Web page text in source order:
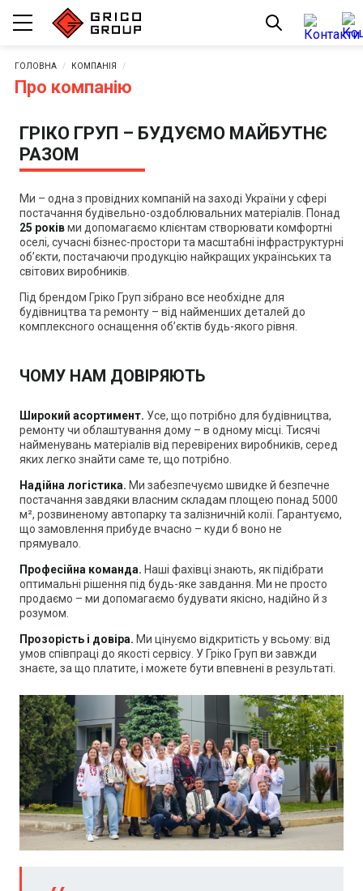
ГОЛОВНА КОМПАНІЯ
Про компанію
ГРІКО ГРУП – БУДУЄМО МАЙБУТНЄ
РАЗОМ
Ми – одна з провідних компаній на заході України у сфері
постачання будівельно-оздоблювальних матеріалів. Понад
25 роківми допомагаємо клієнтам створювати комфортні
оселі, сучасні бізнес-простори та масштабні інфраструктурні
об’єкти, постачаючи продукцію найкращих українських та
світових виробників.
Під брендом Гріко Груп зібрано все необхідне для
будівництва та ремонту – від найменших деталей до
комплексного оснащення об’єктів будь-якого рівня.
ЧОМУ НАМ ДОВІРЯЮТЬ
Широкий асортимент. Усе, що потрібно для будівництва,
ремонту чи облаштування дому – в одному місці. Тисячі
найменувань матеріалів від перевірених виробників, серед
яких легко знайти саме те, що потрібно.
Надійна логістика. Ми забезпечуємо швидке й безпечне
постачання завдяки власним складам площею понад 5000
м², розвиненому автопарку та залізничній колії. Гарантуємо,
що замовлення прибуде вчасно – куди б воно не
прямувало.
Професійна команда. Наші фахівці знають, як підібрати
оптимальні рішення під будь-яке завдання. Ми не просто
продаємо – ми допомагаємо будувати якісно, надійно й з
розумом.
Прозорість і довіра. Ми цінуємо відкритість у всьому: від
умов співпраці до якості сервісу. У Гріко Груп ви завжди
знаєте, за що платите, і можете бути впевнені в результаті.